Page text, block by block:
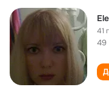
41
49